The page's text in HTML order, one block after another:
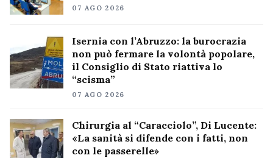
07 AGO 2026
Isernia con l’Abruzzo: la burocrazia
non può fermare la volontà popolare,
il Consiglio di Stato riattiva lo
“scisma”
07 AGO 2026
Chirurgia al “Caracciolo”, Di Lucente:
«La sanità si difende con i fatti, non
con le passerelle»